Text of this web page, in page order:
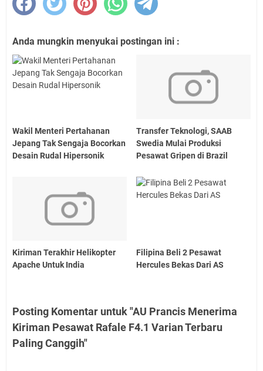
Anda mungkin menyukai postingan ini :
Wakil Menteri Pertahanan
Jepang Tak Sengaja Bocorkan
Desain Rudal Hipersonik
Transfer Teknologi, SAAB
Swedia Mulai Produksi
Pesawat Gripen di Brazil
Kiriman Terakhir Helikopter
Apache Untuk India
Filipina Beli 2 Pesawat
Hercules Bekas Dari AS
Posting Komentar untuk "AU Prancis Menerima
Kiriman Pesawat Rafale F4.1 Varian Terbaru
Paling Canggih"